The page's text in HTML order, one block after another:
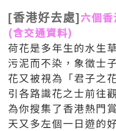
[香港好去處]六個
(含交通資料)
荷花是多年生的水生
污泥而不染，象徵士
花又被視為「君子之
引各路識花之士前往
為你搜集了香港熱門
天又多左個一日遊的